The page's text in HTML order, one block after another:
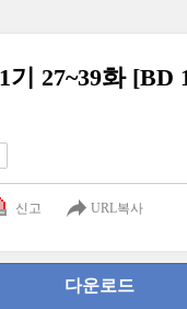
27~39화 [BD
신고 URL복사
다운로드